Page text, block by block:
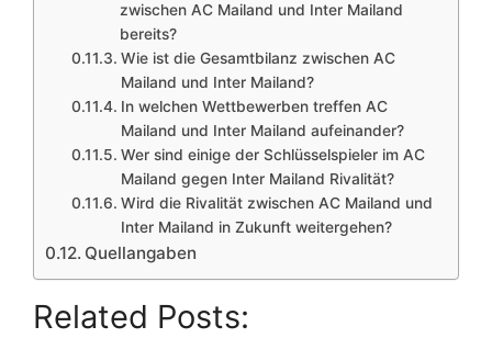
zwischen AC Mailand und Inter Mailand
bereits?
Wie ist die Gesamtbilanz zwischen AC
Mailand und Inter Mailand?
In welchen Wettbewerben treffen AC
Mailand und Inter Mailand aufeinander?
Wer sind einige der Schlüsselspieler im AC
Mailand gegen Inter Mailand Rivalität?
Wird die Rivalität zwischen AC Mailand und
Inter Mailand in Zukunft weitergehen?
Quellangaben
Related Posts: